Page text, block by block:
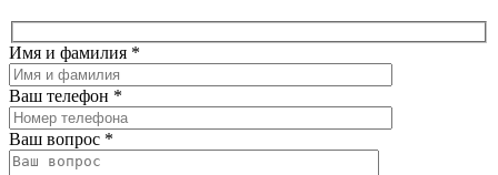
Имя и фамилия *
Ваш телефон *
Ваш вопрос *